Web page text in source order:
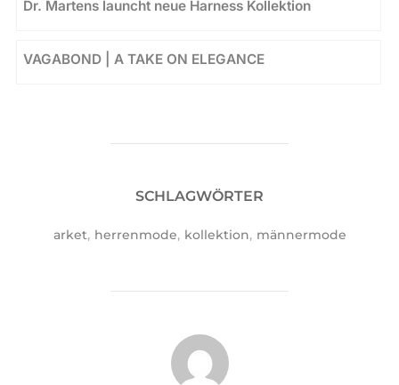
Dr. Martens launcht neue Harness Kollektion
VAGABOND | A TAKE ON ELEGANCE
SCHLAGWÖRTER
arket, herrenmode, kollektion, männermode
BEITRAGSAUTOR